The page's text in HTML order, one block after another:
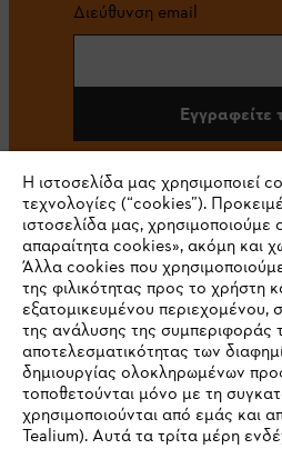
Διεύθυνση email
Εγγραφείτε
Εταιρεία
Η ιστοσελίδα μας χρησιμοποιεί
τεχνολογίες (“cookies”).
ιστοσελίδα μας,
απαραίτητα cookies», ακόμη και
Άλλα cookies που
της φιλικότητας προς το χρήστη
εξατομικευμένου περιεχομένου,
της ανάλυσης της συμπεριφοράς
αποτελεσματικότητας των
δημιουργίας ολοκληρωμένων
τοποθετούνται μόνο με τη
χρησιμοποιούνται από εμάς και
Tealium). Αυτά τα τρίτα μέρη